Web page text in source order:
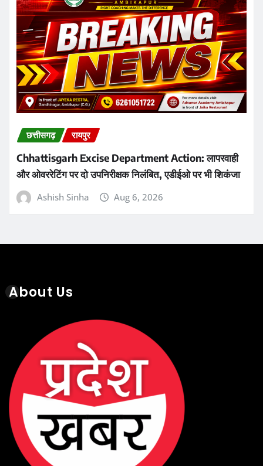
छत्तीसगढ़ रायपुर
Chhattisgarh Excise Department Action: लापरवाही
और ओवररेटिंग पर दो उपनिरीक्षक निलंबित, एडीईओ पर भी शिकंजा
Ashish Sinha Aug 6, 2026
About Us